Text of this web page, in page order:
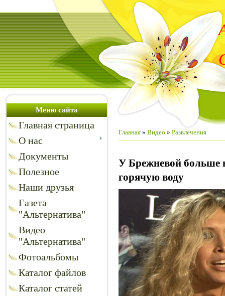
Меню сайта
Главная страница
О нас
Документы
Полезное
Наши друзья
Газета
"Альтернатива"
Видео
"Альтернатива"
Фотоальбомы
Каталог файлов
Каталог статей
Главная » Видео » Развлечения
У Брежневой больше
горячую воду